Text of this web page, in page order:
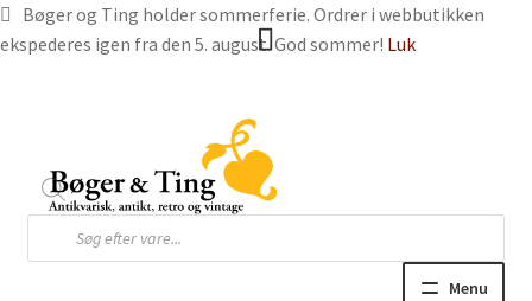
Bøger og Ting holder sommerferie. Ordrer i webbutikken
ekspederes igen fra den 5. august. God sommer! Luk
navigation
indhold
Products
search
Menu